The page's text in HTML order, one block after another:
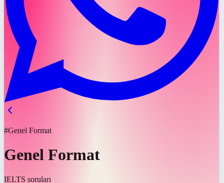
#Genel Format
Genel Format
IELTS soruları